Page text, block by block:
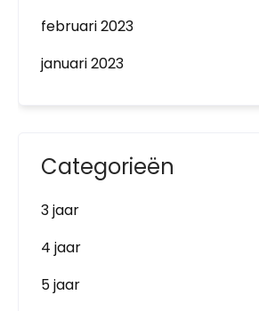
februari 2023
januari 2023
Categorieën
3 jaar
4 jaar
5 jaar